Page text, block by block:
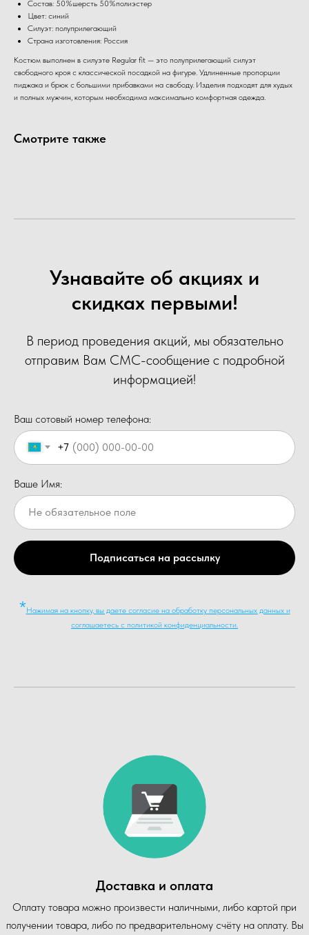
Состав: 50%шерсть 50%полиэстер
Цвет: синий
Силуэт: полуприлегающий
Страна изготовления: Россия
Костюм выполнен в силуэте Regular fit — это полуприлегающий силуэт
свободного кроя с классической посадкой на фигуре. Удлиненные пропорции
пиджака и брюк с большими прибавками на свободу. Изделия подходят для худых
и полных мужчин, которым необходима максимально комфортная одежда.
Смотрите также
Узнавайте об акциях и
скидках первыми!
В период проведения акций, мы обязательно
отправим Вам СМС-сообщение с подробной
информацией!
Ваш сотовый номер телефона:
+7
Ваше Имя:
Подписаться на рассылку
*Нажимая на кнопку, вы даете согласие на обработку персональных данных и
соглашаетесь c политикой конфиденциальности.
Доставка и оплата
Оплату товара можно произвести наличными, либо картой при
получении товара, либо по предварительному счёту на оплату. Вы